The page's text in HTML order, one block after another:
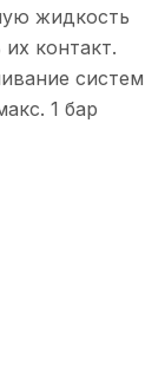
жидкость
контакт.
систем
1 бар